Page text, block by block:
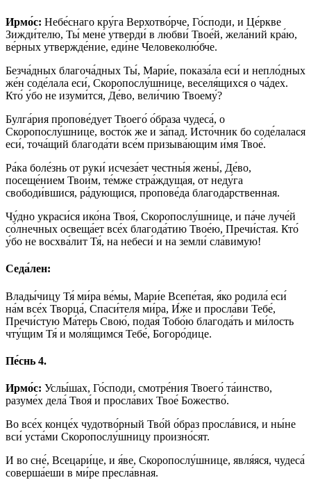
Ирмо́с: Небе́снаго кру́га Верхотво́рче, Го́споди, и Це́ркве
Зижди́телю, Ты́ мене́ утверди́ в любви́ Твое́й, жела́ний кра́ю,
ве́рных утвержде́ние, еди́не Человеколю́бче.
Безча́дных благоча́дных Ты́, Мари́е, показа́ла еси́ и непло́дных
же́н соде́лала еси́, Скоропослу́шнице, веселя́щихся о ча́дех.
Кто́ у́бо не изуми́тся, Де́во, вели́чию Твоему́?
Булга́рия пропове́дует Твоего́ о́браза чудеса́, о
Скоропослу́шнице, восто́к же и за́пад. Исто́чник бо соде́лалася
еси́, точа́щий благода́ти все́м призыва́ющим и́мя Твое́.
Ра́ка боле́знь от руки́ исчеза́ет честны́я жены́, Де́во,
посеще́нием Твои́м, те́мже стра́ждущая, от неду́га
свободи́вшися, ра́дующися, пропове́да благода́рственная.
Чу́дно украси́ся ико́на Твоя́, Скоропослу́шнице, и па́че луче́й
со́лнечных освеща́ет все́х благода́тию Твое́ю, Пречи́стая. Кто́
у́бо не восхва́лит Тя́, на небеси́ и на земли́ сла́вимую!
Седа́лен:
Влады́чицу Тя́ ми́ра ве́мы, Мари́е Всепе́тая, я́ко родила́ еси́
на́м все́х Творца́, Спаси́теля ми́ра, И́же и просла́ви Тебе́,
Пречи́стую Ма́терь Свою́, подая́ Тобо́ю благода́ть и ми́лость
чту́щим Тя́ и моля́щимся Тебе́, Богоро́дице.
Пе́снь 4.
Ирмо́с: Услы́шах, Го́споди, смотре́ния Твоего́ та́инство,
разуме́х дела́ Твоя́ и просла́вих Твое́ Божество́.
Во все́х конце́х чудотво́рный Тво́й о́браз просла́вися, и ны́не
вси́ уста́ми Скоропослу́шницу произно́сят.
И во сне́, Всецари́це, и я́ве, Скоропослу́шнице, явля́яся, чудеса́
соверша́еши в ми́ре пресла́вная.